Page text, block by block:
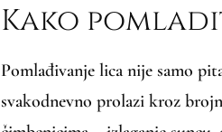
Kako
Pomlađivanje lica nije samo
svakodnevno prolazi kroz